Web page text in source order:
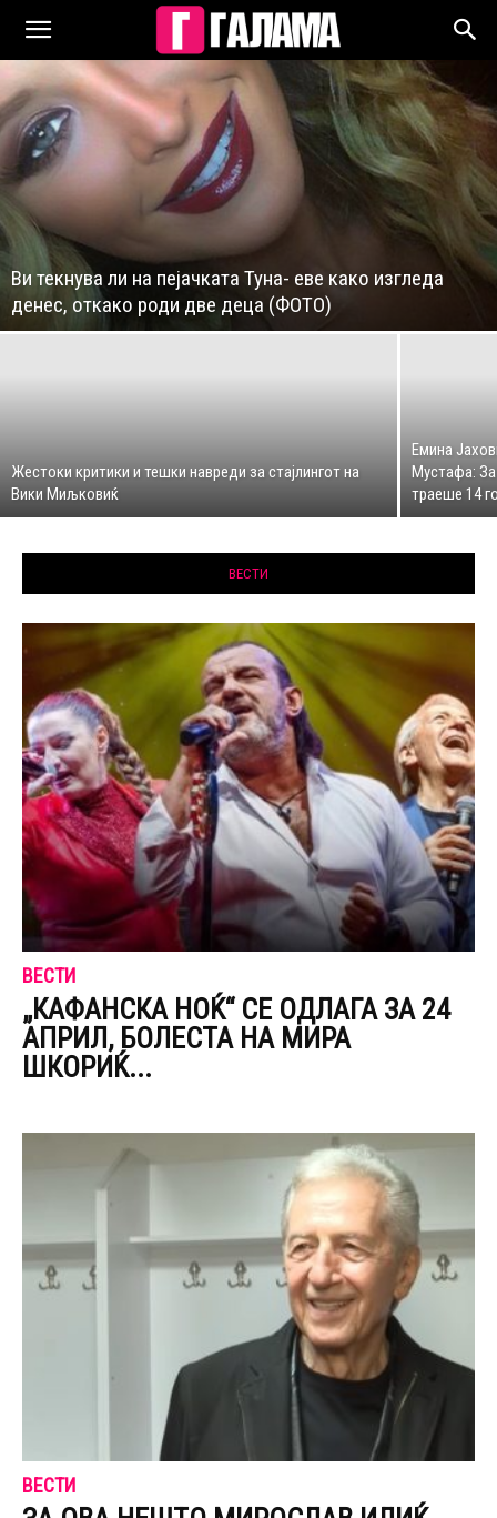
Ви текнува ли на пејачката Туна- еве како изгледа
денес, откако роди две деца (ФОТО)
Жестоки критики и тешки навреди за стајлингот на
Вики Миљковиќ
Емина
Мустафа:
траеше 14
ВЕСТИ
ВЕСТИ
„КАФАНСКА НОЌ“ СЕ ОДЛАГА ЗА 24
АПРИЛ, БОЛЕСТА НА МИРА
ШКОРИЌ...
ВЕСТИ